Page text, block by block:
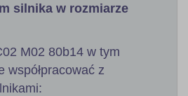
silnika w rozmiarze
M02 80b14 w tym
współpracować z